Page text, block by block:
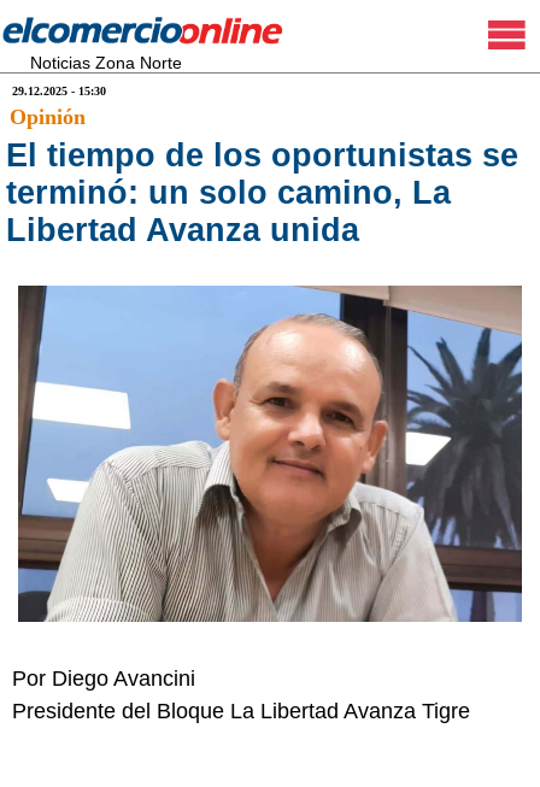
Noticias Zona Norte
29.12.2025 - 15:30
Opinión
El tiempo de los oportunistas se
terminó: un solo camino, La
Libertad Avanza unida
Por Diego Avancini
Presidente del Bloque La Libertad Avanza Tigre